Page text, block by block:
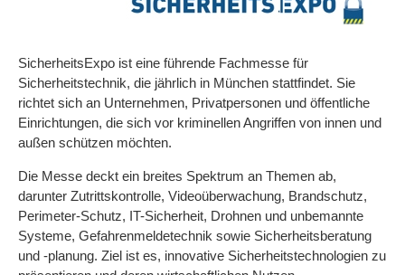
SicherheitsExpo ist eine führende Fachmesse für
Sicherheitstechnik, die jährlich in München stattfindet. Sie
richtet sich an Unternehmen, Privatpersonen und öffentliche
Einrichtungen, die sich vor kriminellen Angriffen von innen und
außen schützen möchten.
Die Messe deckt ein breites Spektrum an Themen ab,
darunter Zutrittskontrolle, Videoüberwachung, Brandschutz,
Perimeter-Schutz, IT-Sicherheit, Drohnen und unbemannte
Systeme, Gefahrenmeldetechnik sowie Sicherheitsberatung
und -planung. Ziel ist es, innovative Sicherheitstechnologien zu